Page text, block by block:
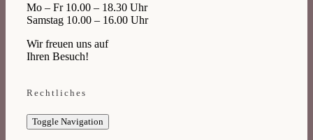
Mo – Fr 10.00 – 18.30 Uhr
Samstag 10.00 – 16.00 Uhr
Wir freuen uns auf
Ihren Besuch!
Rechtliches
Toggle Navigation